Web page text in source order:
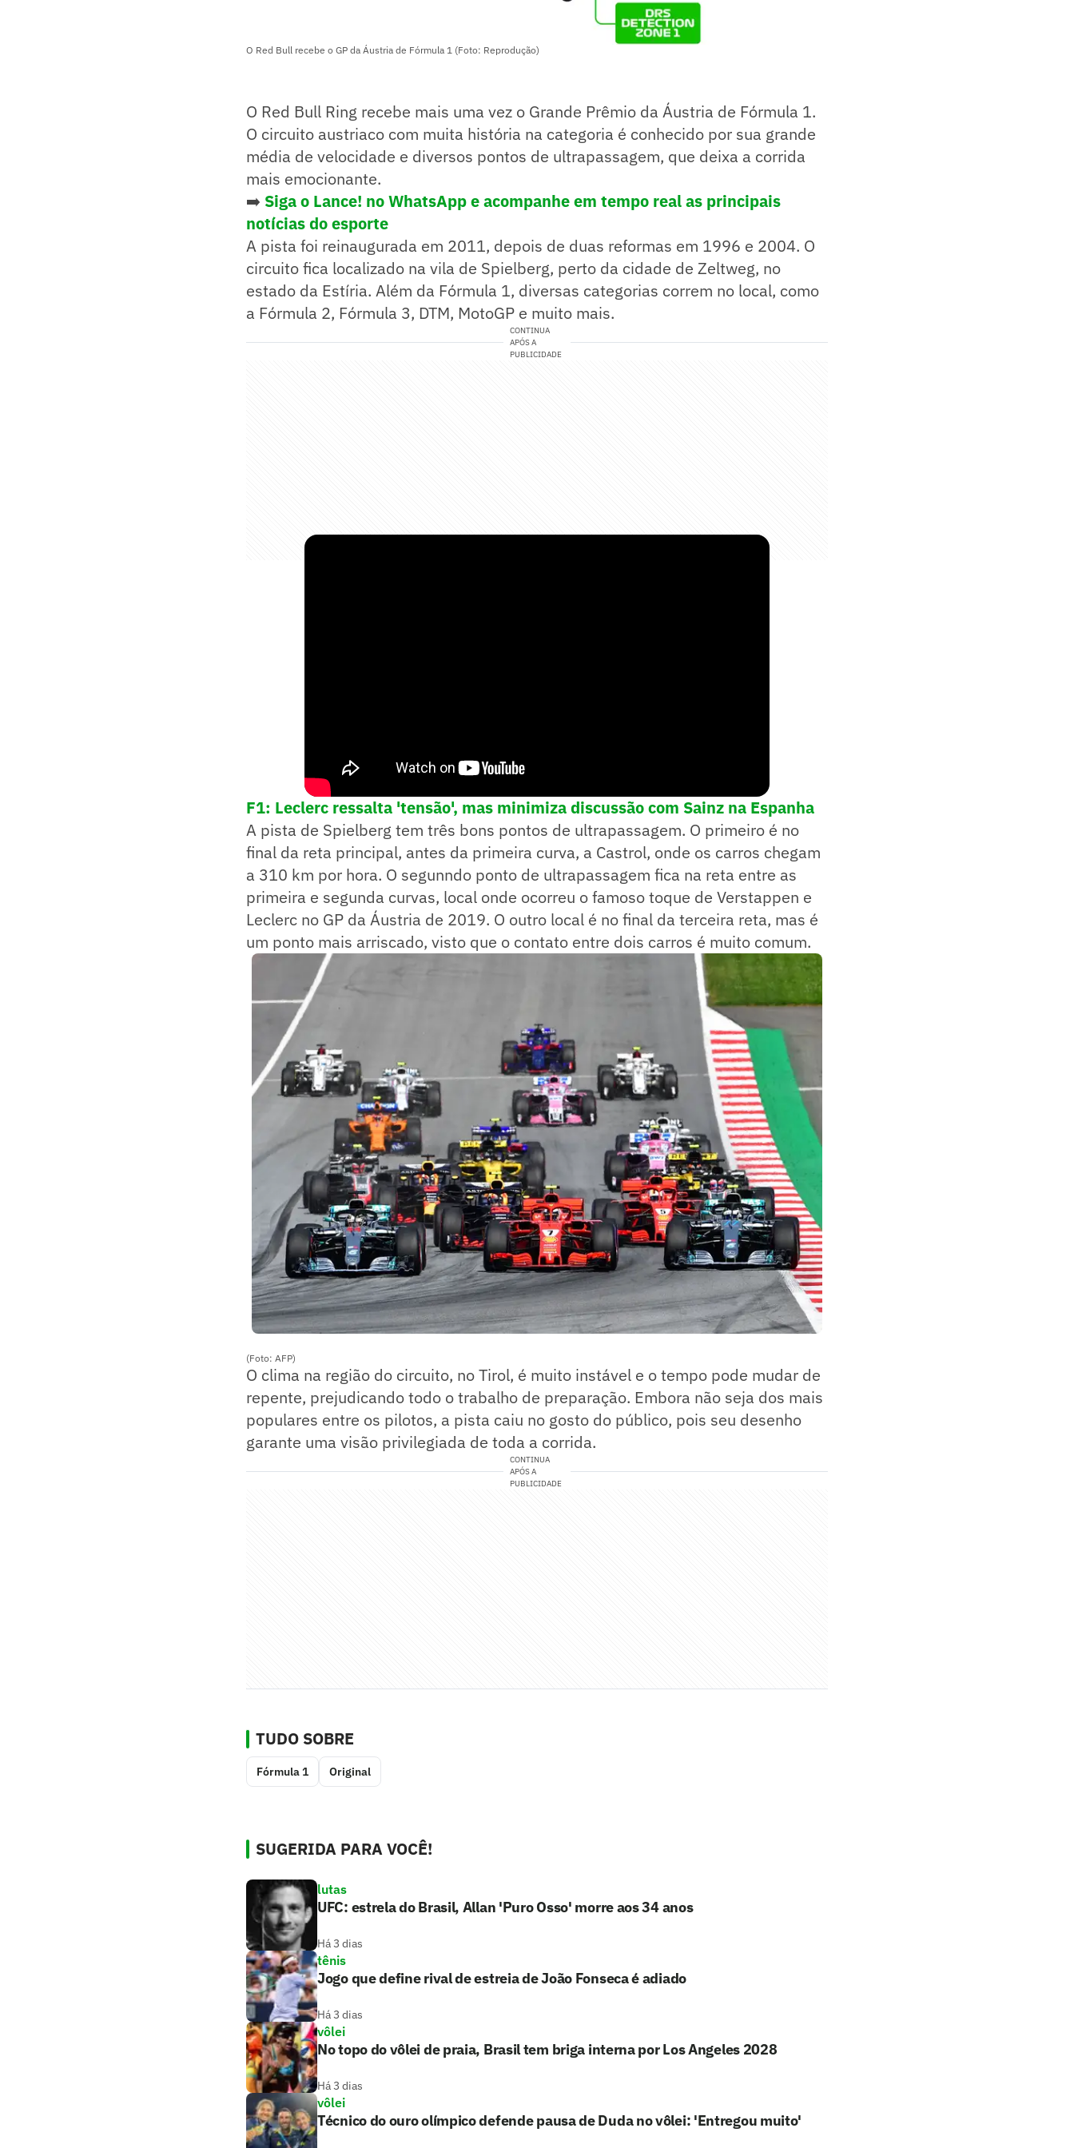
O Red Bull recebe o GP da Áustria de Fórmula 1 (Foto: Reprodução)
O Red Bull Ring recebe mais uma vez o Grande Prêmio da Áustria de Fórmula 1.
O circuito austriaco com muita história na categoria é conhecido por sua grande
média de velocidade e diversos pontos de ultrapassagem, que deixa a corrida
mais emocionante.
➡️ Siga o Lance! no WhatsApp e acompanhe em tempo real as principais
notícias do esporte
A pista foi reinaugurada em 2011, depois de duas reformas em 1996 e 2004. O
circuito fica localizado na vila de Spielberg, perto da cidade de Zeltweg, no
estado da Estíria. Além da Fórmula 1, diversas categorias correm no local, como
a Fórmula 2, Fórmula 3, DTM, MotoGP e muito mais.
CONTINUA
APÓS A
PUBLICIDADE
F1: Leclerc ressalta 'tensão', mas minimiza discussão com Sainz na Espanha
A pista de Spielberg tem três bons pontos de ultrapassagem. O primeiro é no
final da reta principal, antes da primeira curva, a Castrol, onde os carros chegam
a 310 km por hora. O segunndo ponto de ultrapassagem fica na reta entre as
primeira e segunda curvas, local onde ocorreu o famoso toque de Verstappen e
Leclerc no GP da Áustria de 2019. O outro local é no final da terceira reta, mas é
um ponto mais arriscado, visto que o contato entre dois carros é muito comum.
(Foto: AFP)
O clima na região do circuito, no Tirol, é muito instável e o tempo pode mudar de
repente, prejudicando todo o trabalho de preparação. Embora não seja dos mais
populares entre os pilotos, a pista caiu no gosto do público, pois seu desenho
garante uma visão privilegiada de toda a corrida.
CONTINUA
APÓS A
PUBLICIDADE
TUDO SOBRE
Fórmula 1 Original
SUGERIDA PARA VOCÊ!
lutas
UFC: estrela do Brasil, Allan 'Puro Osso' morre aos 34 anos
Há 3 dias
tênis
Jogo que define rival de estreia de João Fonseca é adiado
Há 3 dias
vôlei
No topo do vôlei de praia, Brasil tem briga interna por Los Angeles 2028
Há 3 dias
vôlei
Técnico do ouro olímpico defende pausa de Duda no vôlei: 'Entregou muito'